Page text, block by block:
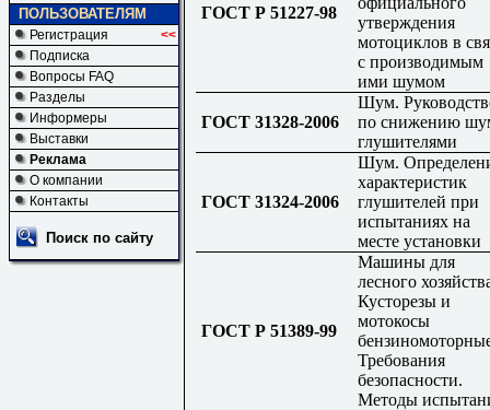
ПОЛЬЗОВАТЕЛЯМ
Регистрация
<<
Подписка
Вопросы FAQ
Разделы
Информеры
Выставки
Реклама
О компании
Контакты
Поиск по сайту
ГОСТ Р 51227-98
утверждения
мотоциклов в
с производимым
ими шумом
ГОСТ 31328-2006
Шум.
по снижению
глушителями
ГОСТ 31324-2006
Шум.
характеристик
глушителей при
испытаниях на
месте установки
ГОСТ Р 51389-99
Машины для
лесного
Кусторезы и
мотокосы
Требования
безопасности.
Методы